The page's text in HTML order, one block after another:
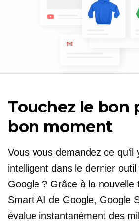
Touchez le bon
bon moment
Vous vous demandez ce qu'il
intelligent dans le dernier
Google ? Grâce à la nouvelle
Smart AI de Google, Google
évalue instantanément des